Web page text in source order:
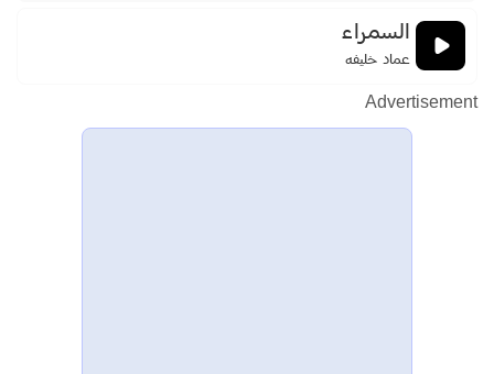
السمراء
عماد خليفه
Advertisement